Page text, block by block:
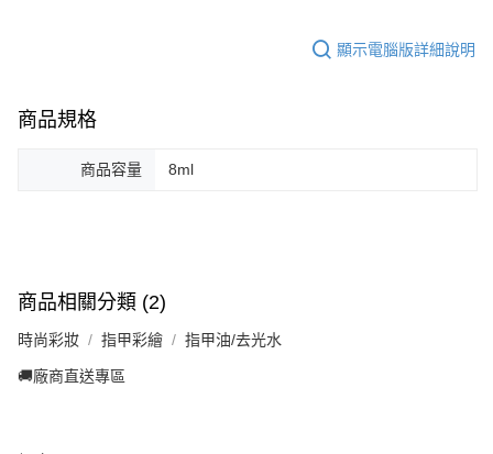
顯示電腦版詳細說明
商品規格
商品容量 8ml
商品相關分類 (2)
時尚彩妝 指甲彩繪 指甲油/去光水
🚚廠商直送專區